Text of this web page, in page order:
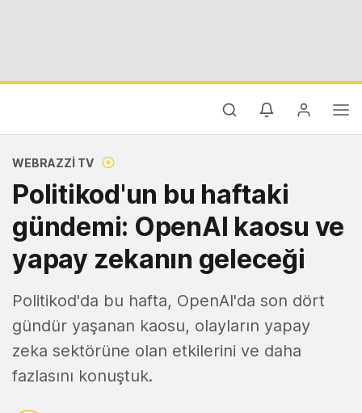
WEBRAZZI TV
Politikod'un bu haftaki
gündemi: OpenAI kaosu ve
yapay zekanın geleceği
Politikod'da bu hafta, OpenAI'da son dört
gündür yaşanan kaosu, olayların yapay
zeka sektörüne olan etkilerini ve daha
fazlasını konuştuk.